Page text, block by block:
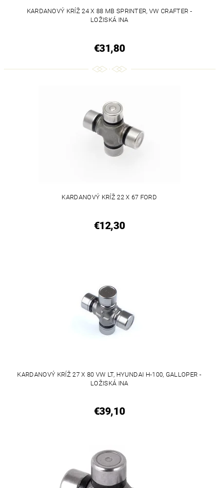
KARDANOVÝ KRÍŽ 24 X 88 MB SPRINTER, VW CRAFTER -
LOŽISKÁ INA
€31,80
KARDANOVÝ KRÍŽ 22 X 67 FORD
€12,30
KARDANOVÝ KRÍŽ 27 X 80 VW LT, HYUNDAI H-100, GALLOPER -
LOŽISKÁ INA
€39,10